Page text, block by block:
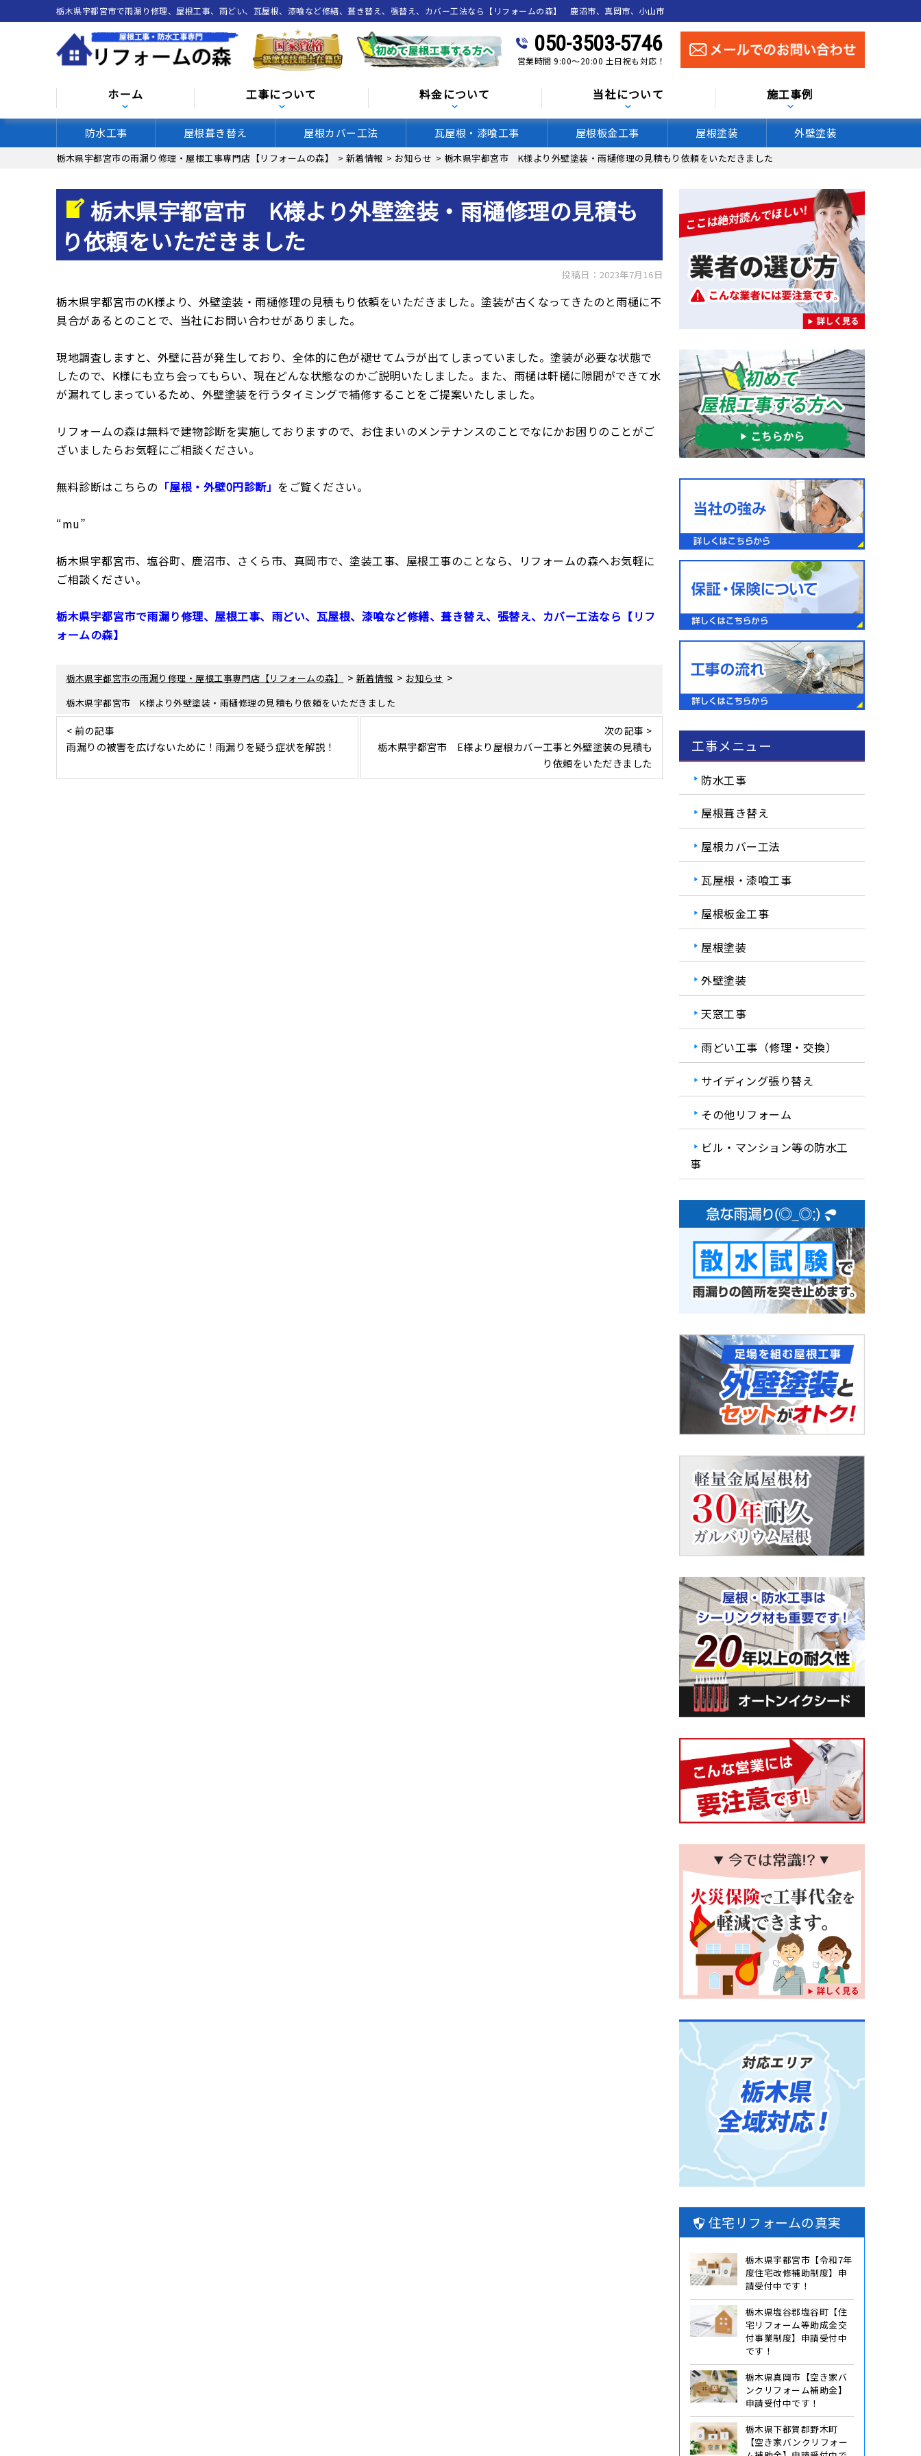
栃木県宇都宮市で雨漏り修理、屋根工事、雨どい、瓦屋根、漆喰など修繕、葺き替え、張替え、カバー工法なら【リフォームの森】 鹿沼市、真岡市、小山市
050-3503-5746
営業時間 9:00～20:00 土日祝も対応！
ホーム 工事について 料金について 当社について 施工事例
防水工事 屋根葺き替え 屋根カバー工法 瓦屋根・漆喰工事 屋根板金工事 屋根塗装 外壁塗装
栃木県宇都宮市の雨漏り修理・屋根工事専門店【リフォームの森】 > 新着情報 > お知らせ > 栃木県宇都宮市 K様より外壁塗装・雨樋修理の見積もり依頼をいただきました
栃木県宇都宮市 K様より外壁塗装・雨樋修理の見積も
り依頼をいただきました
投稿日：2023年7月16日
栃木県宇都宮市のK様より、外壁塗装・雨樋修理の見積もり依頼をいただきました。塗装が古くなってきたのと雨樋に不
具合があるとのことで、当社にお問い合わせがありました。
現地調査しますと、外壁に苔が発生しており、全体的に色が褪せてムラが出てしまっていました。塗装が必要な状態で
したので、K様にも立ち会ってもらい、現在どんな状態なのかご説明いたしました。また、雨樋は軒樋に隙間ができて水
が漏れてしまっているため、外壁塗装を行うタイミングで補修することをご提案いたしました。
リフォームの森は無料で建物診断を実施しておりますので、お住まいのメンテナンスのことでなにかお困りのことがご
ざいましたらお気軽にご相談ください。
無料診断はこちらの 「屋根・外壁0円診断」 をご覧ください。
“mu”
栃木県宇都宮市、塩谷町、鹿沼市、さくら市、真岡市で、塗装工事、屋根工事のことなら、リフォームの森へお気軽に
ご相談ください。
栃木県宇都宮市で雨漏り修理、屋根工事、雨どい、瓦屋根、漆喰など修繕、葺き替え、張替え、カバー工法なら【リフ
ォームの森】
栃木県宇都宮市の雨漏り修理・屋根工事専門店【リフォームの森】 > 新着情報 > お知らせ >
栃木県宇都宮市 K様より外壁塗装・雨樋修理の見積もり依頼をいただきました
< 前の記事
雨漏りの被害を広げないために！雨漏りを疑う症状を解説！
次の記事 >
栃木県宇都宮市 E様より屋根カバー工事と外壁塗装の見積も
り依頼をいただきました
工事メニュー
防水工事
屋根葺き替え
屋根カバー工法
瓦屋根・漆喰工事
屋根板金工事
屋根塗装
外壁塗装
天窓工事
雨どい工事（修理・交換）
サイディング張り替え
その他リフォーム
ビル・マンション等の防水工
事
住宅リフォームの真実
栃木県宇都宮市【令和7年
度住宅改修補助制度】申
請受付中です！
栃木県塩谷郡塩谷町【住
宅リフォーム等助成金交
付事業制度】申請受付中
です！
栃木県真岡市【空き家バ
ンクリフォーム補助金】
申請受付中です！
栃木県下都賀郡野木町
【空き家バンクリフォー